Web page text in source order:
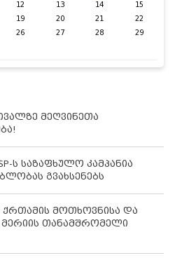
12 13 14
15
19 20 21
22
26 27 28
29
მეღვინეთა
ს საზაფხულო კამპანია
გვახსენებს
მოთხოვნისა და
მერიის თანამშრომელი